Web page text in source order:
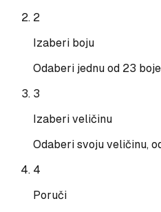
2
Izaberi boju
Odaberi jednu od 23
3
Izaberi veličinu
Odaberi svoju veličinu,
4
Poruči